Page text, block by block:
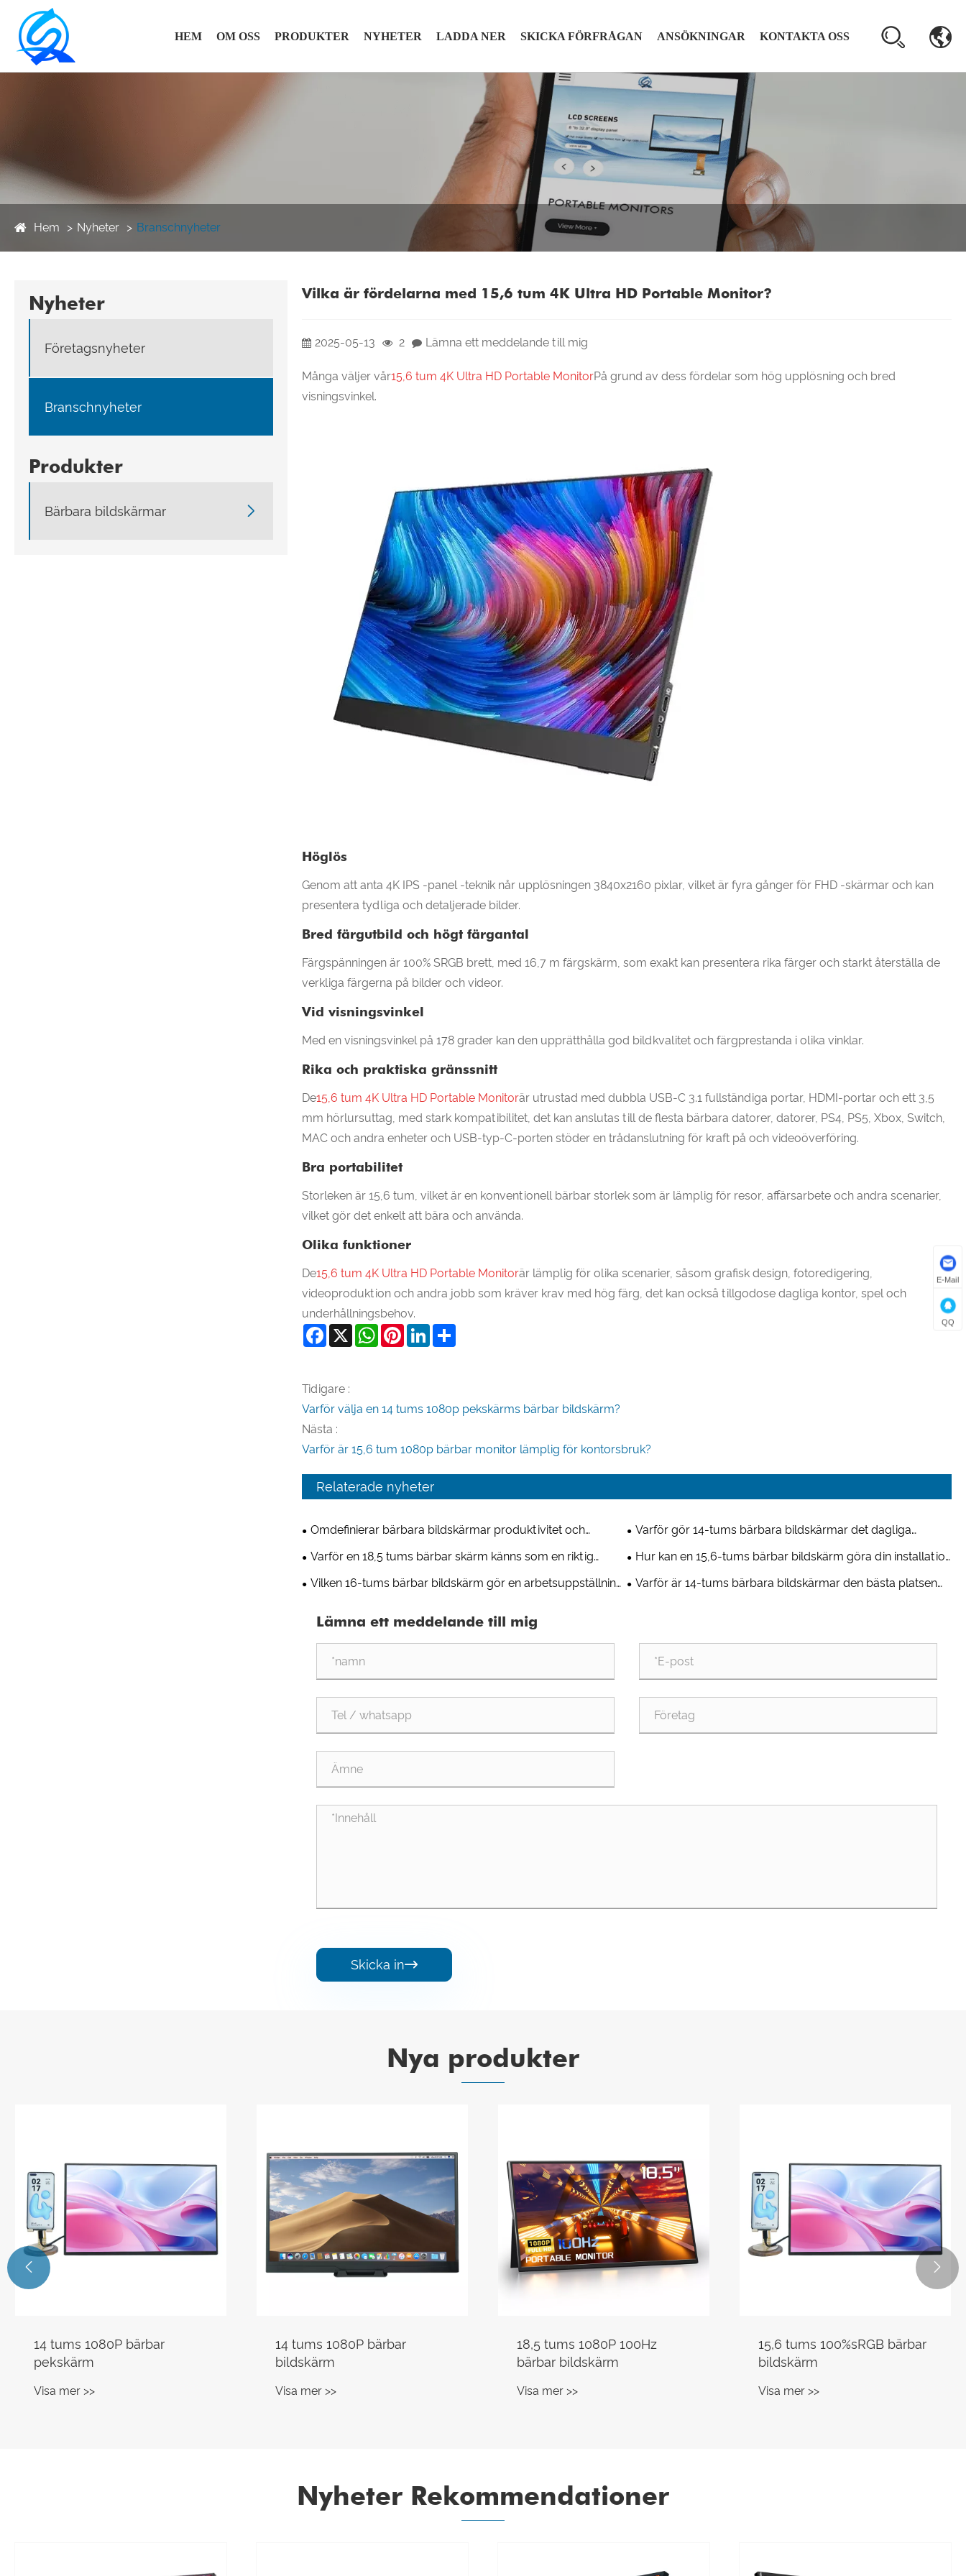
HEM OM OSS PRODUKTER NYHETER LADDA NER SKICKA FÖRFRÅGAN ANSÖKNINGAR KONTAKTA OSS
Hem Nyheter Branschnyheter
Nyheter
Företagsnyheter
Branschnyheter
Produkter
Bärbara bildskärmar 
Vilka är fördelarna med 15,6 tum 4K Ultra HD Portable Monitor?
2025-05-13 2 Lämna ett meddelande till mig
Många väljer vår15,6 tum 4K Ultra HD Portable MonitorPå grund av dess fördelar som hög upplösning och bred
visningsvinkel.
Höglös
Genom att anta 4K IPS -panel -teknik når upplösningen 3840x2160 pixlar, vilket är fyra gånger för FHD -skärmar och kan
presentera tydliga och detaljerade bilder.
Bred färgutbild och högt färgantal
Färgspänningen är 100% SRGB brett, med 16,7 m färgskärm, som exakt kan presentera rika färger och starkt återställa de
verkliga färgerna på bilder och videor.
Vid visningsvinkel
Med en visningsvinkel på 178 grader kan den upprätthålla god bildkvalitet och färgprestanda i olika vinklar.
Rika och praktiska gränssnitt
De15,6 tum 4K Ultra HD Portable Monitorär utrustad med dubbla USB-C 3.1 fullständiga portar, HDMI-portar och ett 3,5
mm hörlursuttag, med stark kompatibilitet, det kan anslutas till de flesta bärbara datorer, datorer, PS4, PS5, Xbox, Switch,
MAC och andra enheter och USB-typ-C-porten stöder en trådanslutning för kraft på och videoöverföring.
Bra portabilitet
Storleken är 15,6 tum, vilket är en konventionell bärbar storlek som är lämplig för resor, affärsarbete och andra scenarier,
vilket gör det enkelt att bära och använda.
Olika funktioner
De15,6 tum 4K Ultra HD Portable Monitorär lämplig för olika scenarier, såsom grafisk design, fotoredigering,
videoproduktion och andra jobb som kräver krav med hög färg, det kan också tillgodose dagliga kontor, spel och
underhållningsbehov.
Facebook
X WhatsAppPinterestLinkedIn
Tidigare :
Varför välja en 14 tums 1080p pekskärms bärbar bildskärm?
Nästa :
Varför är 15,6 tum 1080p bärbar monitor lämplig för kontorsbruk?
Relaterade nyheter
Omdefinierar bärbara bildskärmar produktivitet och
underhållning för flera enheter?
Varför gör 14-tums bärbara bildskärmar det dagliga
arbetet så mycket enklare?
Varför en 18,5 tums bärbar skärm känns som en riktig
andra skärm?
Hur kan en 15,6-tums bärbar bildskärm göra din installation
riktigt mobil?
Vilken 16-tums bärbar bildskärm gör en arbetsuppställning
Varför är 14-tums bärbara bildskärmar den bästa platsen
Lämna ett meddelande till mig
Skicka in
Nya produkter
14 tums 1080P bärbar
pekskärm
Visa mer >>
14 tums 1080P bärbar
bildskärm
Visa mer >>
18,5 tums 1080P 100Hz
bärbar bildskärm
Visa mer >>
15,6 tums 100%sRGB bärbar
bildskärm
Visa mer >>
 
Nyheter Rekommendationer
E-Mail
QQ